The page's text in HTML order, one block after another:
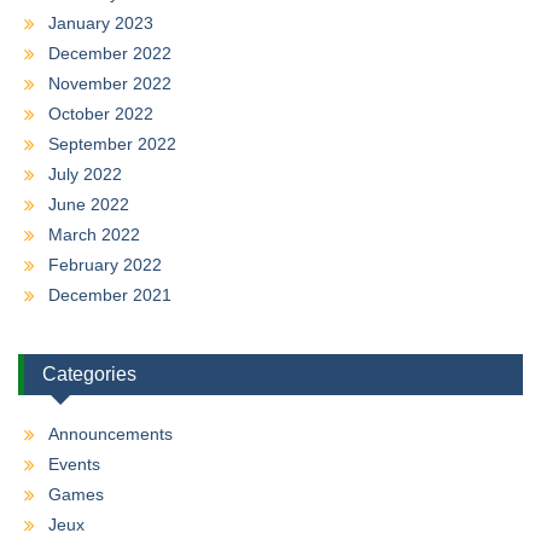
January 2023
December 2022
November 2022
October 2022
September 2022
July 2022
June 2022
March 2022
February 2022
December 2021
Categories
Announcements
Events
Games
Jeux